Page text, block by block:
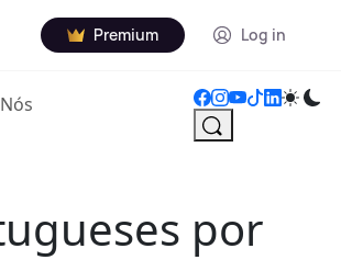
Premium Log in
por